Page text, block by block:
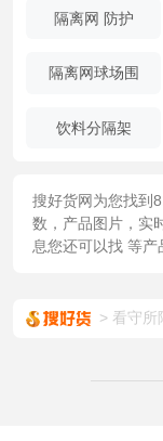
隔离网 防护
隔离网球场围
饮料分隔架
搜好货网为您找到
数，产品图片，实
息您还可以找 等产
看守所